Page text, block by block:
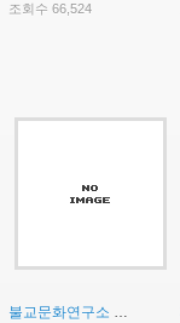
조회수 66,524
불교문화연구소 전임 연구원 신규 공모